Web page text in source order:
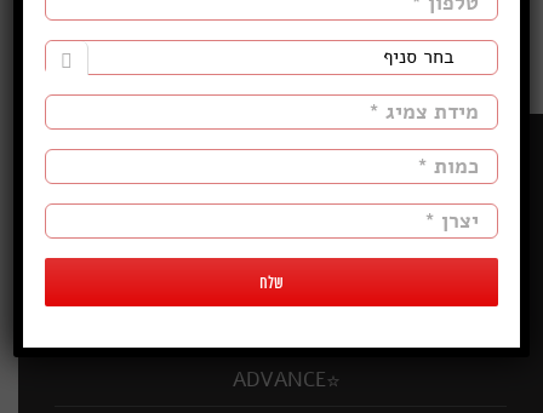
טל: 1-700-508-003
פקס:
KUMHO
DOUBLECOIN
ADVANCE
